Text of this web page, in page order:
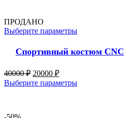
ПРОДАНО
Выберите параметры
Спортивный костюм CNC
40000₽ 20000 ₽
Выберите параметры